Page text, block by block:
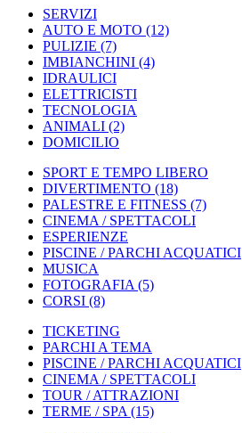
SERVIZI
AUTO E MOTO (12)
PULIZIE (7)
IMBIANCHINI (4)
IDRAULICI
ELETTRICISTI
TECNOLOGIA
ANIMALI (2)
DOMICILIO
SPORT E TEMPO LIBERO
DIVERTIMENTO (18)
PALESTRE E FITNESS (7)
CINEMA / SPETTACOLI
ESPERIENZE
PISCINE / PARCHI ACQUATICI
MUSICA
FOTOGRAFIA (5)
CORSI (8)
TICKETING
PARCHI A TEMA
PISCINE / PARCHI ACQUATICI
CINEMA / SPETTACOLI
TOUR / ATTRAZIONI
TERME / SPA (15)